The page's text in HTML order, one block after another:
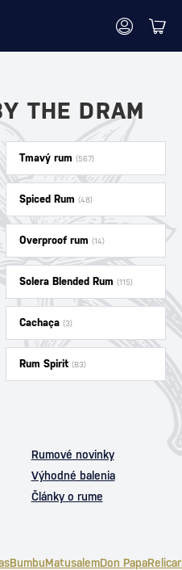
THE DRAM
Tmavý rum (567)
Spiced Rum (48)
Overproof rum (14)
Solera Blended Rum (115)
Cachaça (3)
Rum Spirit (83)
BumbuMatusalemDon Papa
Rumové novinky
Výhodné balenia
Články o rume